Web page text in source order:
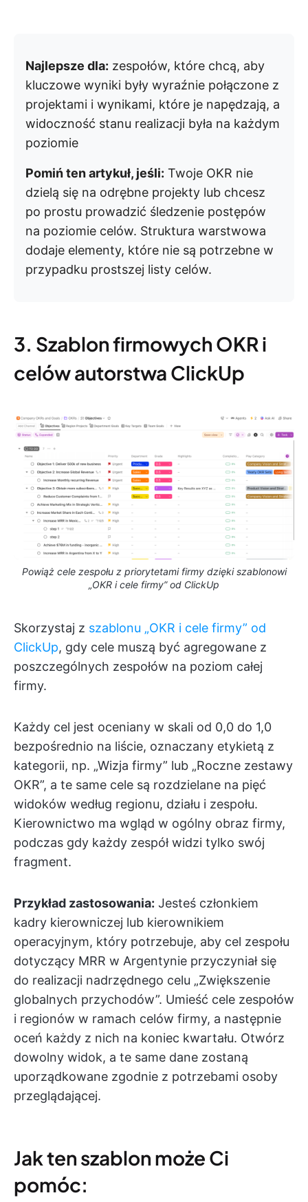
Najlepsze dla: zespołów, które chcą, aby
kluczowe wyniki były wyraźnie połączone z
projektami i wynikami, które je napędzają, a
widoczność stanu realizacji była na każdym
poziomie
Pomiń ten artykuł, jeśli: Twoje OKR nie
dzielą się na odrębne projekty lub chcesz
po prostu prowadzić śledzenie postępów
na poziomie celów. Struktura warstwowa
dodaje elementy, które nie są potrzebne w
przypadku prostszej listy celów.
3. Szablon firmowych OKR i
celów autorstwa ClickUp
Powiąż cele zespołu z priorytetami firmy dzięki szablonowi
„OKR i cele firmy” od ClickUp
Skorzystaj z szablonu „OKR i cele firmy” od
ClickUp, gdy cele muszą być agregowane z
poszczególnych zespołów na poziom całej
firmy.
Każdy cel jest oceniany w skali od 0,0 do 1,0
bezpośrednio na liście, oznaczany etykietą z
kategorii, np. „Wizja firmy” lub „Roczne zestawy
OKR”, a te same cele są rozdzielane na pięć
widoków według regionu, działu i zespołu.
Kierownictwo ma wgląd w ogólny obraz firmy,
podczas gdy każdy zespół widzi tylko swój
fragment.
Przykład zastosowania: Jesteś członkiem
kadry kierowniczej lub kierownikiem
operacyjnym, który potrzebuje, aby cel zespołu
dotyczący MRR w Argentynie przyczyniał się
do realizacji nadrzędnego celu „Zwiększenie
globalnych przychodów”. Umieść cele zespołów
i regionów w ramach celów firmy, a następnie
oceń każdy z nich na koniec kwartału. Otwórz
dowolny widok, a te same dane zostaną
uporządkowane zgodnie z potrzebami osoby
przeglądającej.
Jak ten szablon może Ci
pomóc: